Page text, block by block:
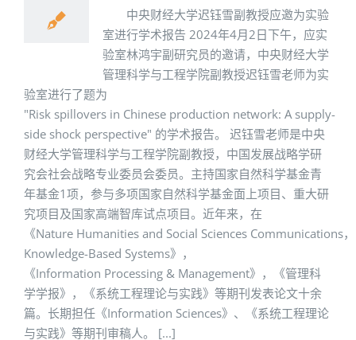
中央财经大学迟钰雪副教授应邀为实验
室进行学术报告 2024年4月2日下午，应实
验室林鸿宇副研究员的邀请，中央财经大学
管理科学与工程学院副教授迟钰雪老师为实
验室进行了题为
"Risk spillovers in Chinese production network: A supply-
side shock perspective" 的学术报告。 迟钰雪老师是中央
财经大学管理科学与工程学院副教授，中国发展战略学研
究会社会战略专业委员会委员。主持国家自然科学基金青
年基金1项，参与多项国家自然科学基金面上项目、重大研
究项目及国家高端智库试点项目。近年来，在
《Nature Humanities and Social Sciences Communications，
Knowledge-Based Systems》，
《Information Processing & Management》，《管理科
学学报》，《系统工程理论与实践》等期刊发表论文十余
篇。长期担任《Information Sciences》、《系统工程理论
与实践》等期刊审稿人。 [...]